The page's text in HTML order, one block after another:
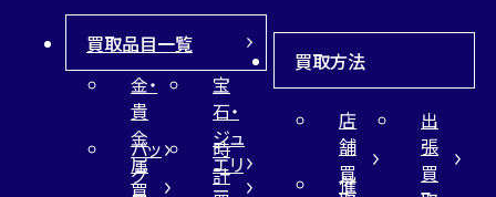
買取品目一覧
金・
貴
金
属
買
宝
石・
ジュ
エリ
ー
バッ
グ
時
計
買取方法
店
舗
買
出
張
買
催